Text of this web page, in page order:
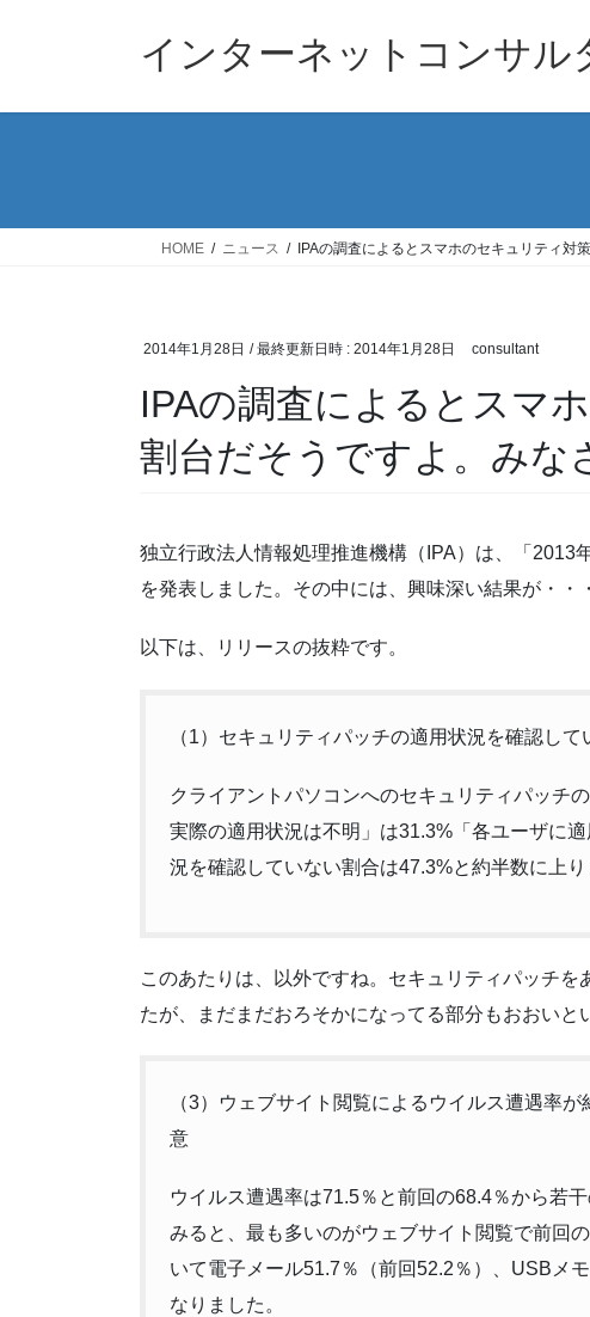
インターネットコンサル
HOME ニュース IPAの調査によるとスマホのセキュリティ対
2014年1月28日 / 最終更新日時 : 2014年1月28日 consultant
IPAの調査によるとスマ
割台だそうですよ。みな
独立行政法人情報処理推進機構（IPA）は、「2013
を発表しました。その中には、興味深い結果が・・
以下は、リリースの抜粋です。
（1）セキュリティパッチの適用状況を確認し
クライアントパソコンへのセキュリティパッチ
実際の適用状況は不明」は31.3%「各ユーザに
況を確認していない割合は47.3%と約半数に上り
このあたりは、以外ですね。セキュリティパッチ
たが、まだまだおろそかになってる部分もおおいと
（3）ウェブサイト閲覧によるウイルス遭遇率
意
ウイルス遭遇率は71.5％と前回の68.4％から若
みると、最も多いのがウェブサイト閲覧で前回
いて電子メール51.7％（前回52.2％）、USBメ
なりました。